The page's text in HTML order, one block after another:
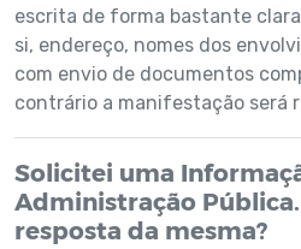
escrita de forma bastante
si, endereço, nomes dos
com envio de documentos
contrário a manifestação será
Solicitei uma
Administração
resposta da mesma?